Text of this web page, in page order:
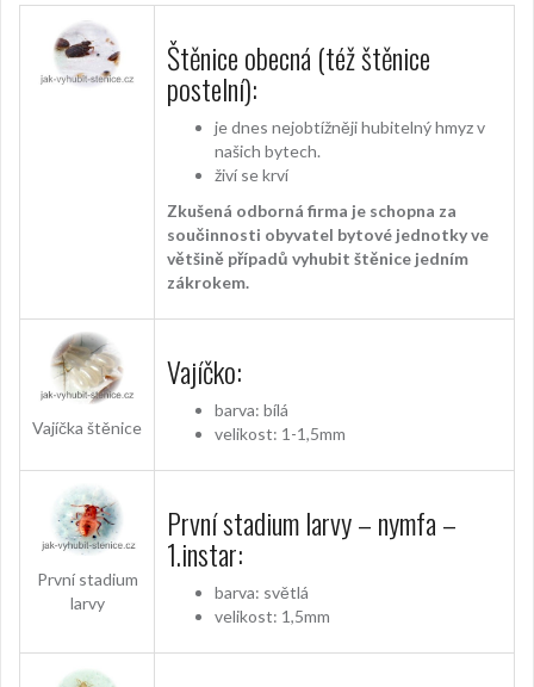
Štěnice obecná (též štěnice
postelní):
je dnes nejobtížněji hubitelný hmyz v
našich bytech.
živí se krví
Zkušená odborná firma je schopna za
součinnosti obyvatel bytové jednotky ve
většině případů vyhubit štěnice jedním
zákrokem.
Vajíčka štěnice
Vajíčko:
barva: bílá
velikost: 1-1,5mm
První stadium
larvy
První stadium larvy – nymfa –
1.instar:
barva: světlá
velikost: 1,5mm